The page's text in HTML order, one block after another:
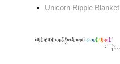
Unicorn Ripple Blanket